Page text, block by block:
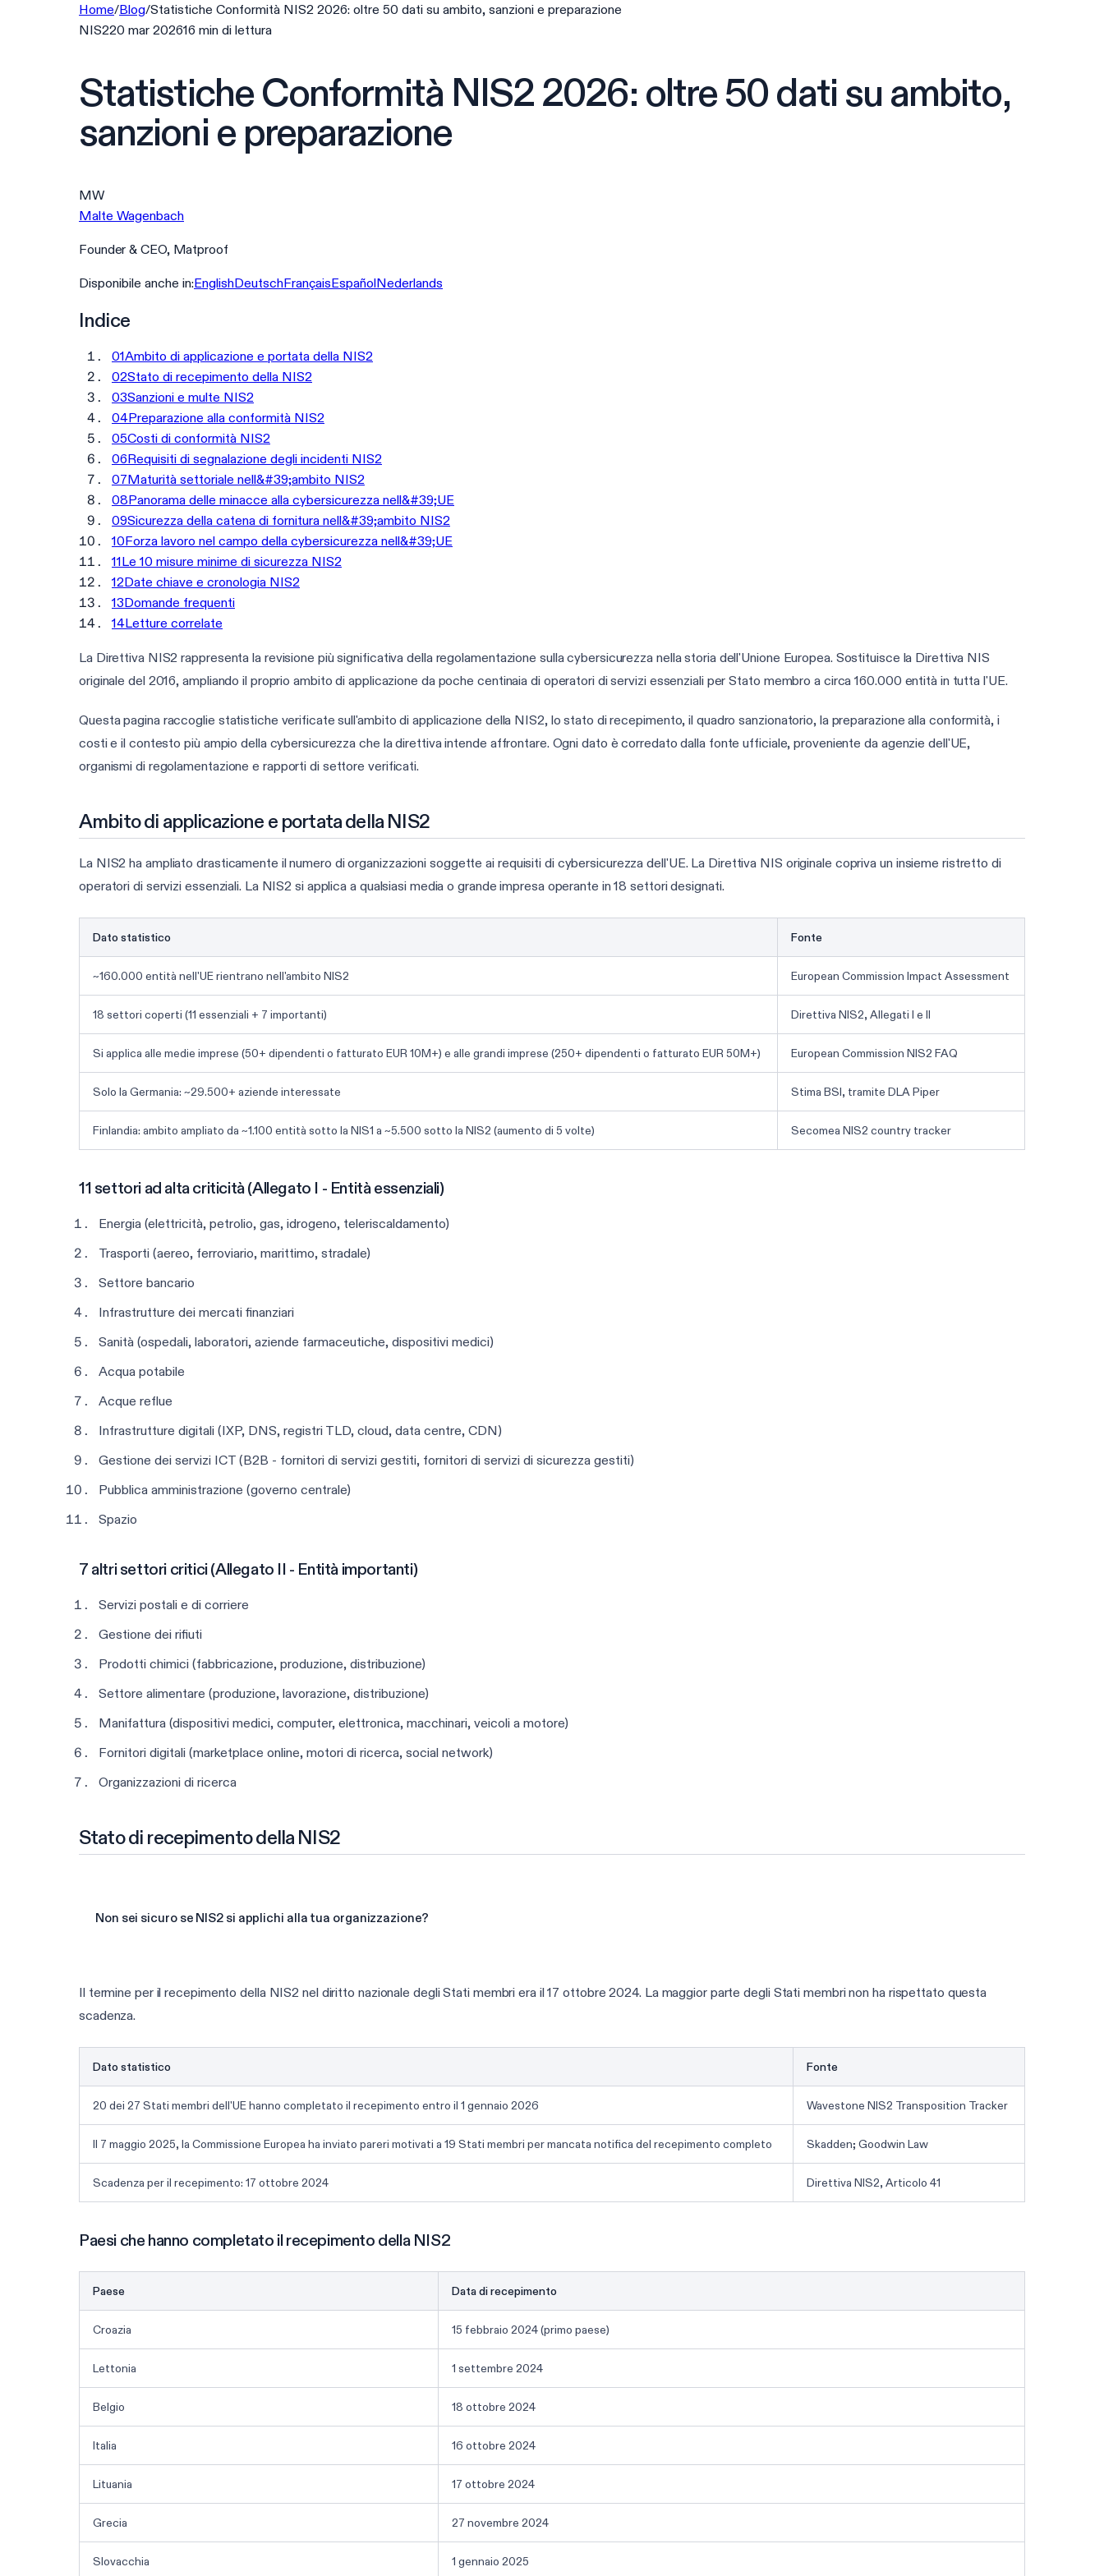
Home/Blog/Statistiche Conformità NIS2 2026: oltre 50 dati su ambito, sanzioni e preparazione
NIS220 mar 202616 min di lettura
Statistiche Conformità NIS2 2026: oltre 50 dati su ambito,
sanzioni e preparazione
MW
Malte Wagenbach
Founder & CEO, Matproof
Disponibile anche in:EnglishDeutschFrançaisEspañolNederlands
Indice
01Ambito di applicazione e portata della NIS2
02Stato di recepimento della NIS2
03Sanzioni e multe NIS2
04Preparazione alla conformità NIS2
05Costi di conformità NIS2
06Requisiti di segnalazione degli incidenti NIS2
07Maturità settoriale nell&#39;ambito NIS2
08Panorama delle minacce alla cybersicurezza nell&#39;UE
09Sicurezza della catena di fornitura nell&#39;ambito NIS2
10Forza lavoro nel campo della cybersicurezza nell&#39;UE
11Le 10 misure minime di sicurezza NIS2
12Date chiave e cronologia NIS2
13Domande frequenti
14Letture correlate
La Direttiva NIS2 rappresenta la revisione più significativa della regolamentazione sulla cybersicurezza nella storia dell'Unione Europea. Sostituisce la Direttiva NIS
originale del 2016, ampliando il proprio ambito di applicazione da poche centinaia di operatori di servizi essenziali per Stato membro a circa 160.000 entità in tutta l'UE.
Questa pagina raccoglie statistiche verificate sull'ambito di applicazione della NIS2, lo stato di recepimento, il quadro sanzionatorio, la preparazione alla conformità, i
costi e il contesto più ampio della cybersicurezza che la direttiva intende affrontare. Ogni dato è corredato dalla fonte ufficiale, proveniente da agenzie dell'UE,
organismi di regolamentazione e rapporti di settore verificati.
Ambito di applicazione e portata della NIS2
La NIS2 ha ampliato drasticamente il numero di organizzazioni soggette ai requisiti di cybersicurezza dell'UE. La Direttiva NIS originale copriva un insieme ristretto di
operatori di servizi essenziali. La NIS2 si applica a qualsiasi media o grande impresa operante in 18 settori designati.
Dato statistico Fonte
~160.000 entità nell'UE rientrano nell'ambito NIS2 European Commission Impact Assessment
18 settori coperti (11 essenziali + 7 importanti) Direttiva NIS2, Allegati I e II
Si applica alle medie imprese (50+ dipendenti o fatturato EUR 10M+) e alle grandi imprese (250+ dipendenti o fatturato EUR 50M+) European Commission NIS2 FAQ
Solo la Germania: ~29.500+ aziende interessate Stima BSI, tramite DLA Piper
Finlandia: ambito ampliato da ~1.100 entità sotto la NIS1 a ~5.500 sotto la NIS2 (aumento di 5 volte) Secomea NIS2 country tracker
11 settori ad alta criticità (Allegato I - Entità essenziali)
Energia (elettricità, petrolio, gas, idrogeno, teleriscaldamento)
Trasporti (aereo, ferroviario, marittimo, stradale)
Settore bancario
Infrastrutture dei mercati finanziari
Sanità (ospedali, laboratori, aziende farmaceutiche, dispositivi medici)
Acqua potabile
Acque reflue
Infrastrutture digitali (IXP, DNS, registri TLD, cloud, data centre, CDN)
Gestione dei servizi ICT (B2B - fornitori di servizi gestiti, fornitori di servizi di sicurezza gestiti)
Pubblica amministrazione (governo centrale)
Spazio
7 altri settori critici (Allegato II - Entità importanti)
Servizi postali e di corriere
Gestione dei rifiuti
Prodotti chimici (fabbricazione, produzione, distribuzione)
Settore alimentare (produzione, lavorazione, distribuzione)
Manifattura (dispositivi medici, computer, elettronica, macchinari, veicoli a motore)
Fornitori digitali (marketplace online, motori di ricerca, social network)
Organizzazioni di ricerca
Stato di recepimento della NIS2
Non sei sicuro se NIS2 si applichi alla tua organizzazione?
Il termine per il recepimento della NIS2 nel diritto nazionale degli Stati membri era il 17 ottobre 2024. La maggior parte degli Stati membri non ha rispettato questa
scadenza.
Dato statistico Fonte
20 dei 27 Stati membri dell'UE hanno completato il recepimento entro il 1 gennaio 2026 Wavestone NIS2 Transposition Tracker
Il 7 maggio 2025, la Commissione Europea ha inviato pareri motivati a 19 Stati membri per mancata notifica del recepimento completo Skadden; Goodwin Law
Scadenza per il recepimento: 17 ottobre 2024 Direttiva NIS2, Articolo 41
Paesi che hanno completato il recepimento della NIS2
Paese Data di recepimento
Croazia 15 febbraio 2024 (primo paese)
Lettonia 1 settembre 2024
Belgio 18 ottobre 2024
Italia 16 ottobre 2024
Lituania 17 ottobre 2024
Grecia 27 novembre 2024
Slovacchia 1 gennaio 2025